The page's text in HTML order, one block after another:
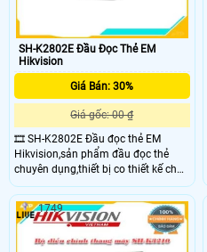
SH-K2802E Đầu Đọc Thẻ EM
Hikvision
Giá Bán: 30%
Giá gốc: 00 ₫
🎞 SH-K2802E Đầu đọc thẻ EM
Hikvision,sản phẩm đầu đọc thẻ
chuyên dụng,thiết bị co thiết kế chắc
chắn, phu hợp cho các dòng camera
giá rẻ chuyên dụng
1749